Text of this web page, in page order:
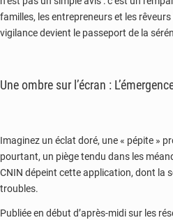
familles, les entrepreneurs et les
vigilance devient le passeport de la
Une ombre sur l’écran :
Imaginez un éclat doré, une « pépite »
pourtant, un piège tendu dans les
CNIN dépeint cette application, dont la
troubles.
Publiée en début d’après-midi sur les